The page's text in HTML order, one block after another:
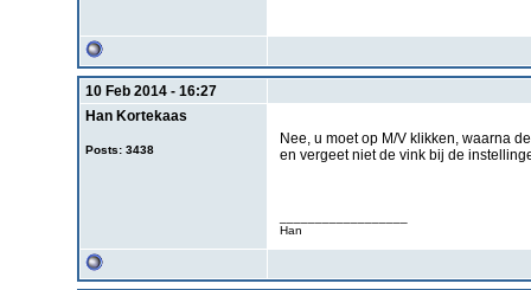
10 Feb 2014 - 16:27
Han Kortekaas
Posts: 3438
Nee, u moet op M/V klikken, waarna
en vergeet niet de vink bij de
Han